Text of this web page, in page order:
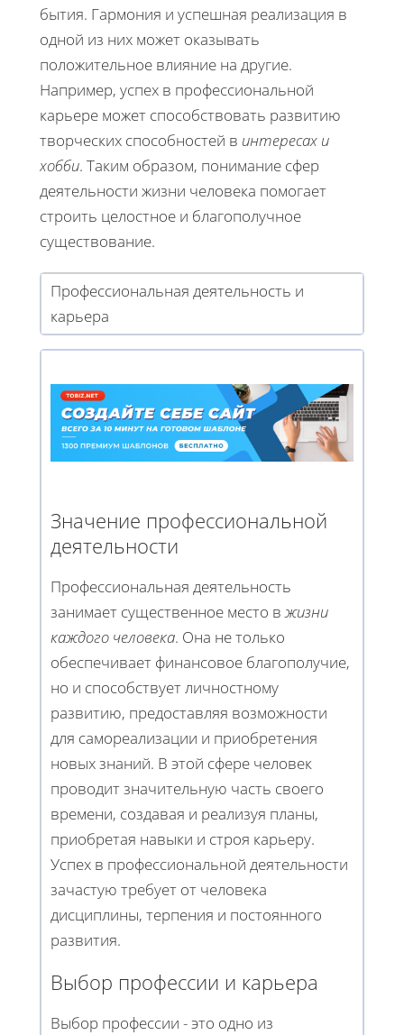
бытия. Гармония и успешная реализация в
одной из них может оказывать
положительное влияние на другие.
Например, успех в профессиональной
карьере может способствовать развитию
творческих способностей в интересах и
хобби. Таким образом, понимание сфер
деятельности жизни человека помогает
строить целостное и благополучное
существование.
Профессиональная деятельность и
карьера
Значение профессиональной
деятельности
Профессиональная деятельность
занимает существенное место вжизни
каждого человека. Она не только
обеспечивает финансовое благополучие,
но и способствует личностному
развитию, предоставляя возможности
для самореализации и приобретения
новых знаний. В этой сфере человек
проводит значительную часть своего
времени, создавая и реализуя планы,
приобретая навыки и строя карьеру.
Успех в профессиональной деятельности
зачастую требует от человека
дисциплины, терпения и постоянного
развития.
Выбор профессии и карьера
Выбор профессии - это одно из